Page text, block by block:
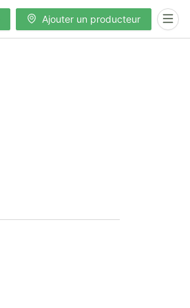
Ajouter un producteur